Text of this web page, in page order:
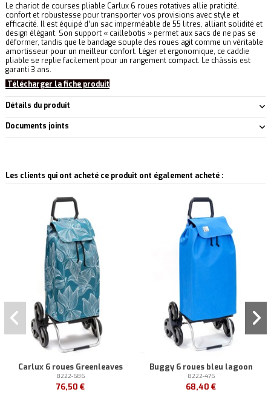
Le chariot de courses pliable Carlux 6 roues rotatives allie praticité,
confort et robustesse pour transporter vos provisions avec style et
efficacité. Il est équipé d’un sac imperméable de 55 litres, alliant solidité et
design élégant. Son support « caillebotis » permet aux sacs de ne pas se
déformer, tandis que le bandage souple des roues agit comme un véritable
amortisseur pour un meilleur confort. Léger et ergonomique, ce caddie
pliable se replie facilement pour un rangement compact. Le châssis est
garanti 3 ans.
Télécharger la fiche produit
Détails du produit
Documents joints
Les clients qui ont acheté ce produit ont également acheté :
Carlux 6 roues Greenleaves
8222-586
76,50 €
Buggy 6 roues bleu lagoon
8222-475
68,40 €